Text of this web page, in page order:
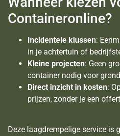
Containeronline?
Incidentele klussen:
in je achtertuin of
Kleine projecten: Geen
container nodig voor
Direct inzicht in kosten:
prijzen, zonder je een
Deze laagdrempelige service is